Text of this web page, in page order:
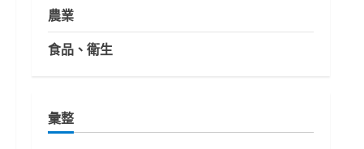
農業
食品、衛生
彙整